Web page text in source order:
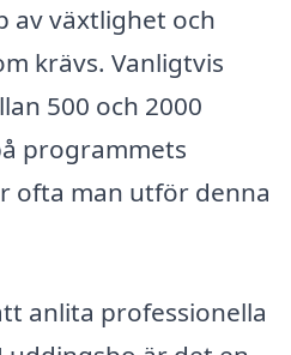
av växtlighet och
krävs. Vanligtvis
500 och 2000
programmets
ofta man utför denna
anlita professionella